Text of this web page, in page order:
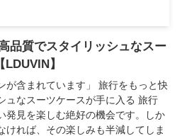
品質でスタイリッシュなスー
】
が含まれています」 旅行をもっと快
ュなスーツケースが手に入る 旅行
発見を楽しむ絶好の機会です。しか
ければ、その楽しみも半減してしま